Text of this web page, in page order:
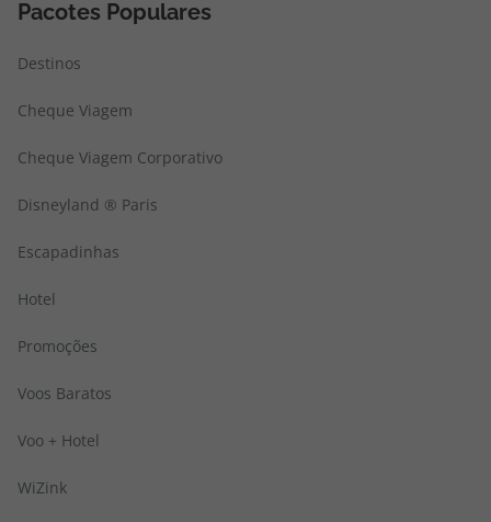
Pacotes Populares
Destinos
Cheque Viagem
Cheque Viagem Corporativo
Disneyland ® Paris
Escapadinhas
Hotel
Promoções
Voos Baratos
Voo + Hotel
WiZink